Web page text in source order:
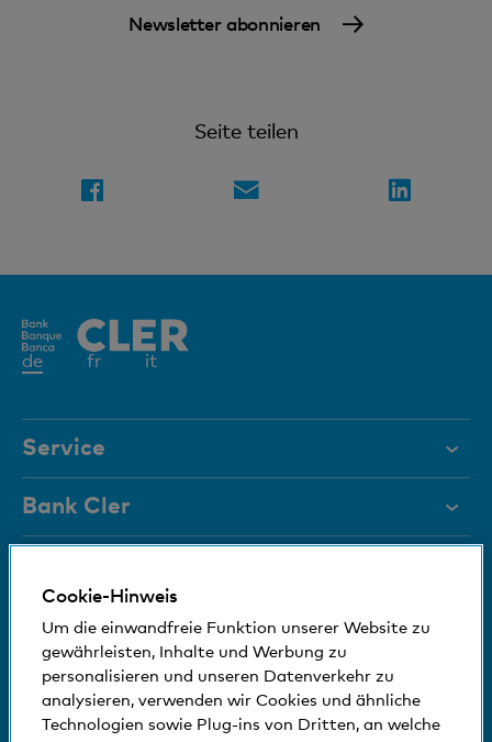
Newsletter abonnieren
Seite teilen
deAktives
fr it
Service
Hilfe & Kontakt
Dokumente
Magazin
Führungsgremien
Medien
Sozial und umweltfreundlich
Bank Cler
Über uns
Investor Relations
Jobs und Karriere
Medien
Blog
+41 (0)800 88 99 66
Wir sind für Sie da
Hilfe & Kontakt
Bankinfos
Cookie-Hinweis
Um die einwandfreie Funktion unserer Website zu
gewährleisten, Inhalte und Werbung zu
personalisieren und unseren Datenverkehr zu
analysieren, verwenden wir Cookies und ähnliche
Technologien sowie Plug-ins von Dritten, an welche